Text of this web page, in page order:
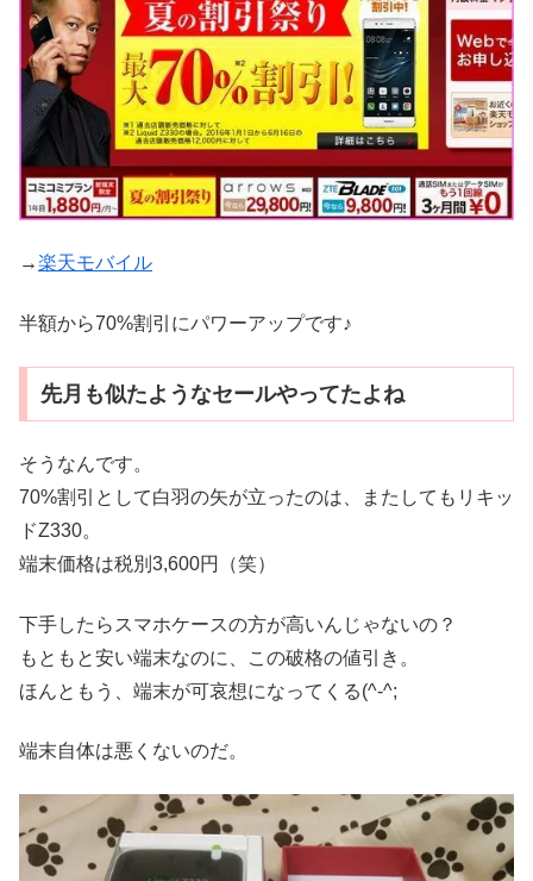
→楽天モバイル
半額から70%割引にパワーアップです♪
先月も似たようなセールやってたよね
そうなんです。
70%割引として白羽の矢が立ったのは、またしてもリキッ
ドZ330。
端末価格は税別3,600円（笑）
下手したらスマホケースの方が高いんじゃないの？
もともと安い端末なのに、この破格の値引き。
ほんともう、端末が可哀想になってくる(^-^;
端末自体は悪くないのだ。